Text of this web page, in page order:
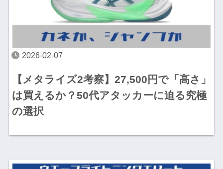
2026-02-07
【メタライズ2考察】27,500円で「高さ」
は買えるか？50代アタッカーに迫る究極
の選択